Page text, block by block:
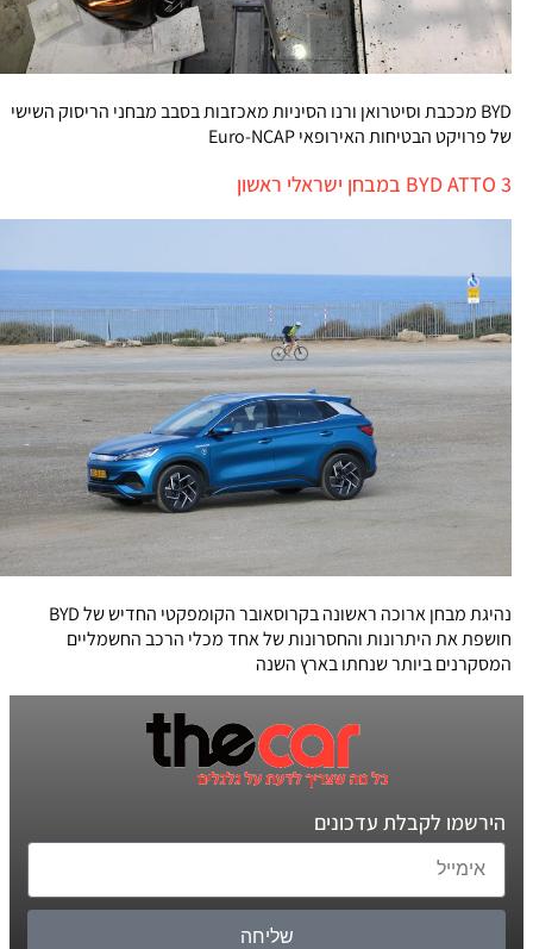
BYD מככבת וסיטרואן ורנו הסיניות מאכזבות בסבב מבחני הריסוק השישי
של פרויקט הבטיחות האירופאי Euro-NCAP
BYD ATTO 3 במבחן ישראלי ראשון
נהיגת מבחן ארוכה ראשונה בקרוסאובר הקומפקטי החדיש של BYD
חושפת את היתרונות והחסרונות של אחד מכלי הרכב החשמליים
המסקרנים ביותר שנחתו בארץ השנה
הירשמו לקבלת עדכונים
שליחה